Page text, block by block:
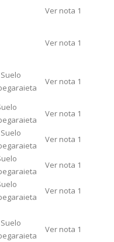
Ver nota 1
Ver nota 1
Ver nota 1
Ver nota 1
Ver nota 1
Ver nota 1
Ver nota 1
Ver nota 1